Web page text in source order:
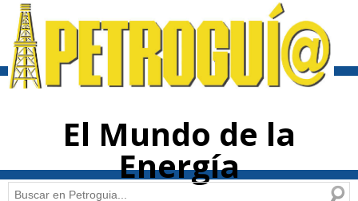
contenido
El Mundo de la
Energía
Buscar